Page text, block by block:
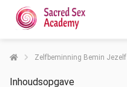
Zelfbeminning Bemin Jezelf
Inhoudsopgave